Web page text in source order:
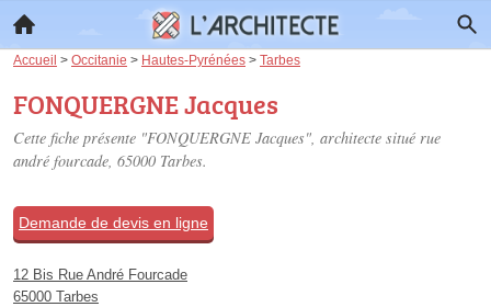
Accueil > Occitanie > Hautes-Pyrénées > Tarbes
FONQUERGNE Jacques
Cette fiche présente "FONQUERGNE Jacques", architecte situé rue
andré fourcade, 65000 Tarbes.
Demande de devis en ligne
12 Bis Rue André Fourcade
65000 Tarbes